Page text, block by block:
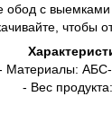
обод с
чтобы
Материалы: АБС-
- Вес